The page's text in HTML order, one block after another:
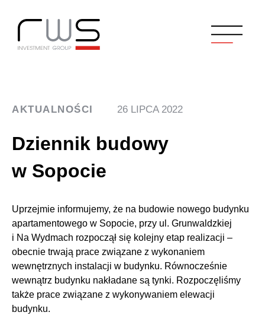
AKTUALNOŚCI 26 LIPCA 2022
Dziennik budowy
w Sopocie
Uprzejmie informujemy, że na budowie nowego budynku
apartamentowego w Sopocie, przy ul. Grunwaldzkiej
i Na Wydmach rozpoczął się kolejny etap realizacji –
obecnie trwają prace związane z wykonaniem
wewnętrznych instalacji w budynku. Równocześnie
wewnątrz budynku nakładane są tynki. Rozpoczęliśmy
także prace związane z wykonywaniem elewacji
budynku.